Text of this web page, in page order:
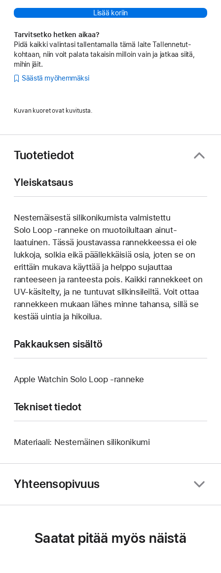
Lisää koriin
Tarvitsetko hetken aikaa?
Pidä kaikki valintasi tallentamalla tämä laite Tallennetut-
kohtaan, niin voit palata takaisin milloin vain ja jatkaa siitä,
mihin jäit.
Säästä myöhemmäksi
Kuvan kuoret ovat kuvitusta.
Tuotetiedot
Yleiskatsaus
Nestemäisestä silikoni­kumista valmistettu
Solo Loop ‑ranneke on muotoilultaan ainut­
laatuinen. Tässä joustavassa rannek­keessa ei ole
lukkoja, solkia eikä päällek­käisiä osia, joten se on
erittäin mukava käyttää ja helppo sujauttaa
ranteeseen ja ranteesta pois. Kaikki rannekkeet on
UV-käsitelty, ja ne tuntuvat silkinsileiltä. Voit ottaa
rannekkeen mukaan lähes minne tahansa, sillä se
kestää uintia ja hikoilua.
Pakkauksen sisältö
Apple Watchin Solo Loop ‑ranneke
Tekniset tiedot
Materiaali: Nestemäinen silikonikumi
Yhteensopivuus
Saatat pitää myös näistä